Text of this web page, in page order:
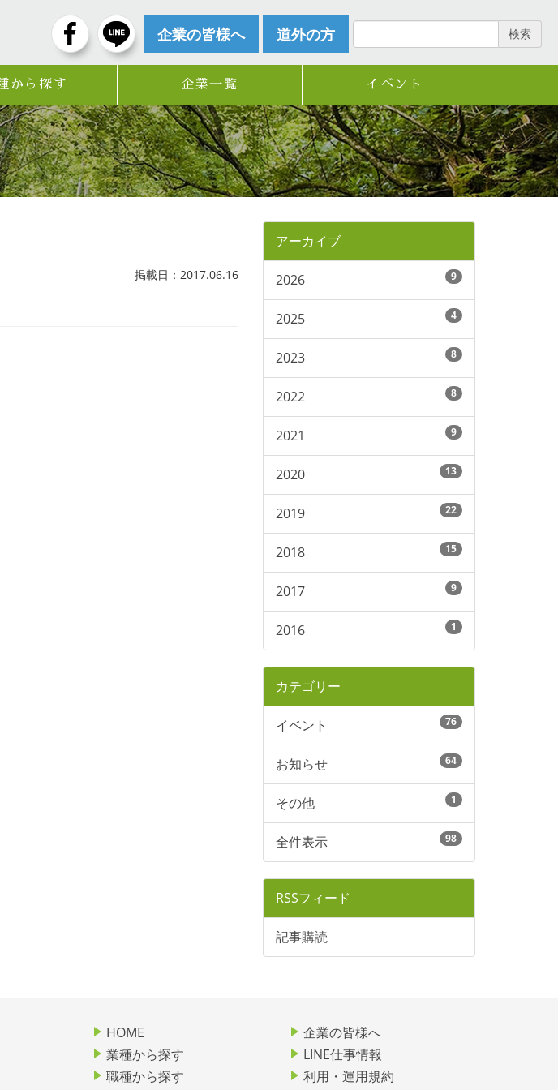
企業の皆様へ 道外の方 検索
から探す 企業一覧 イベント
掲載日：2017.06.16
アーカイブ
2026 9
2025 4
2023 8
2022 8
2021 9
2020 13
2019 22
2018 15
2017 9
2016 1
カテゴリー
イベント 76
お知らせ 64
その他 1
全件表示 98
RSSフィード
記事購読
HOME
業種から探す
職種から探す
企業の皆様へ
LINE仕事情報
利用・運用規約